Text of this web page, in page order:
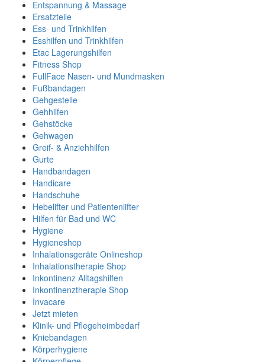
Entspannung & Massage
Ersatzteile
Ess- und Trinkhilfen
Esshilfen und Trinkhilfen
Etac Lagerungshilfen
Fitness Shop
FullFace Nasen- und Mundmasken
Fußbandagen
Gehgestelle
Gehhilfen
Gehstöcke
Gehwagen
Greif- & Anziehhilfen
Gurte
Handbandagen
Handicare
Handschuhe
Hebelifter und Patientenlifter
Hilfen für Bad und WC
Hygiene
Hygieneshop
Inhalationsgeräte Onlineshop
Inhalationstherapie Shop
Inkontinenz Alltagshilfen
Inkontinenztherapie Shop
Invacare
Jetzt mieten
Klinik- und Pflegeheimbedarf
Kniebandagen
Körperhygiene